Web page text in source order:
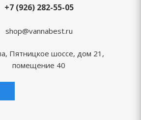
+7 (926) 282-55-05
shop@vannabest.ru
Пятницкое шоссе, дом 21,
помещение 40